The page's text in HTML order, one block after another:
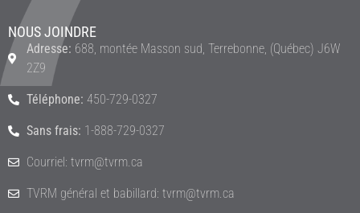
NOUS JOINDRE
Adresse: 688, montée Masson sud, Terrebonne, (Québec) J6W
2Z9
Téléphone: 450-729-0327
Sans frais: 1-888-729-0327
Courriel: tvrm@tvrm.ca
TVRM général et babillard: tvrm@tvrm.ca